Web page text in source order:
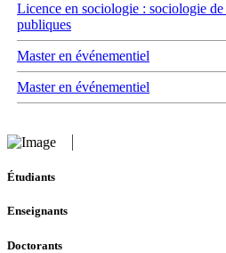
Licence en sociologie : sociologie
publiques
Master en événementiel
Master en événementiel
Étudiants
Enseignants
Doctorants